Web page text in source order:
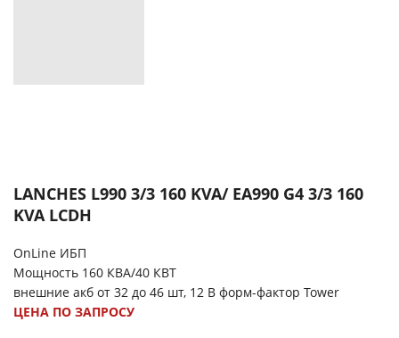
LANCHES L990 3/3 160 KVA/ EA990 G4 3/3 160
KVA LCDH
OnLine ИБП
Мощность 160 КВА/40 КВТ
внешние акб от 32 до 46 шт, 12 В форм-фактор Tower
ЦЕНА ПО ЗАПРОСУ